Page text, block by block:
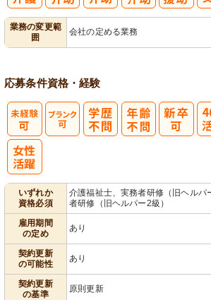
業務の変更範
囲
会社の定める業務
応募条件資格・経験
いずれか
資格必須
介護福祉士、実務者研修（旧ヘルパ
者研修（旧ヘルパー2級）
雇用期間
の定め
あり
契約更新
の可能性
あり
契約更新
の基準
原則更新